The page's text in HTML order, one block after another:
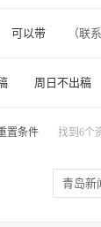
可以带 （联
周日不出稿
置条件 找到6个